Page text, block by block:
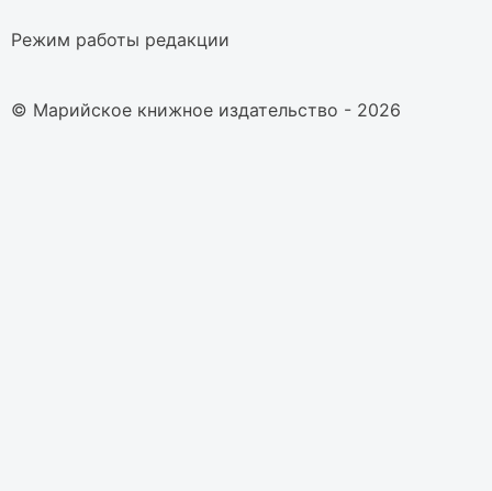
Режим работы редакции
© Марийское книжное издательство - 2026